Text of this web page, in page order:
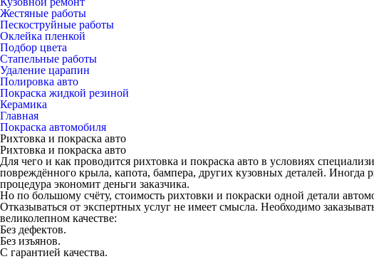
Жестяные работы
Пескоструйные работы
Оклейка пленкой
Подбор цвета
Стапельные работы
Удаление царапин
Полировка авто
Покраска жидкой резиной
Керамика
Главная
Покраска автомобиля
Рихтовка и покраска авто
Рихтовка и покраска авто
Для чего и как проводится рихтовка и покраска авто в условиях
повреждённого крыла, капота, бампера, других кузовных деталей. Иногда
процедура экономит деньги заказчика.
Но по большому счёту, стоимость рихтовки и покраски одной детали
Отказываться от экспертных услуг не имеет смысла. Необходимо
великолепном качестве:
Без дефектов.
Без изъянов.
С гарантией качества.